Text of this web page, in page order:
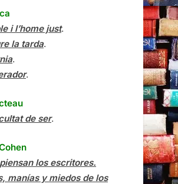
i l’home just.
la tarda.
.
.
de ser.
los escritores.
manías y miedos de los